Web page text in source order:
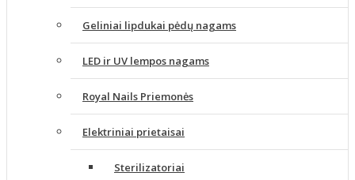
Geliniai lipdukai pėdų nagams
LED ir UV lempos nagams
Royal Nails Priemonės
Elektriniai prietaisai
Sterilizatoriai